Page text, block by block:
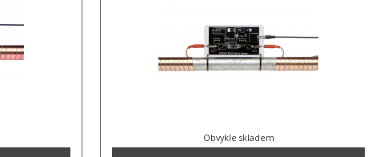
Obvykle skladem